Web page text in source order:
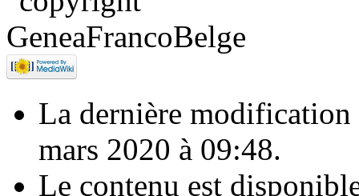
La dernière modification
mars 2020 à 09:48.
Le contenu est